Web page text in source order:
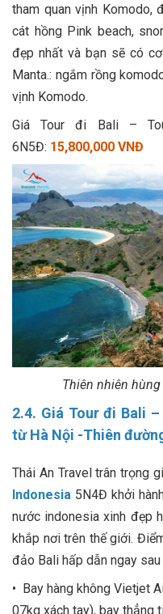
tham quan vịnh Komodo,
cát hồng Pink beach,
đẹp nhất và bạn sẽ có
Manta.: ngắm rồng
vịnh Komodo.
Giá Tour đi Bali –
6N5Đ: 15,800,000 VNĐ
Thiên nhiên
2.4. Giá Tour đi Bali
từ Hà Nội -Thiên
Thái An Travel trân trọng
Indonesia 5N4Đ khởi
nước indonesia xinh đẹp
khắp nơi trên thế giới.
đảo Bali hấp dẫn ngay sau
• Bay hàng không Vietjet
07kg xách tay), bay thẳng